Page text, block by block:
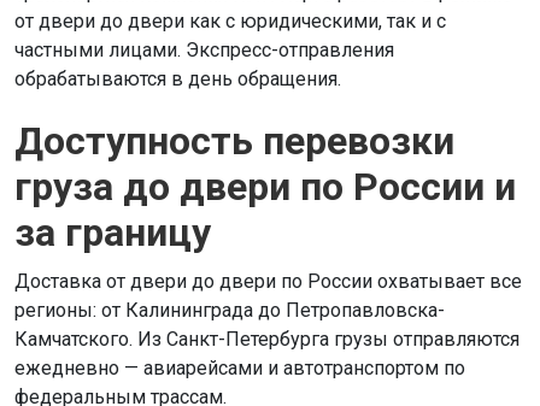
от двери до двери как с юридическими, так и с
частными лицами. Экспресс-отправления
обрабатываются в день обращения.
Доступность перевозки
груза до двери по России и
за границу
Доставка от двери до двери по России охватывает все
регионы: от Калининграда до Петропавловска-
Камчатского. Из Санкт-Петербурга грузы отправляются
ежедневно — авиарейсами и автотранспортом по
федеральным трассам.